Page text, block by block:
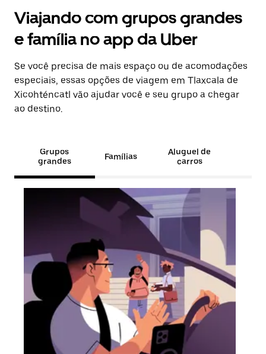
Viajando com grupos grandes
e família no app da Uber
Se você precisa de mais espaço ou de acomodações
especiais, essas opções de viagem em Tlaxcala de
Xicohténcatl vão ajudar você e seu grupo a chegar
ao destino.
Grupos
grandes
Famílias
Aluguel de
carros